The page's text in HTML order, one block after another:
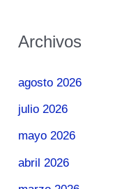
Archivos
agosto 2026
julio 2026
mayo 2026
abril 2026